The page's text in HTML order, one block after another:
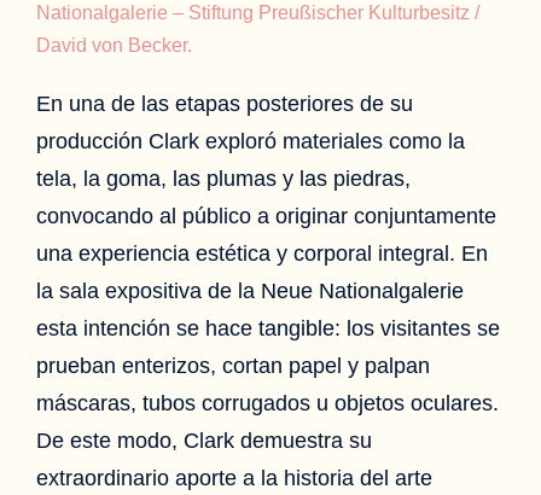
Nationalgalerie – Stiftung Preußischer Kulturbesitz /
David von Becker.
En una de las etapas posteriores de su
producción Clark exploró materiales como la
tela, la goma, las plumas y las piedras,
convocando al público a originar conjuntamente
una experiencia estética y corporal integral. En
la sala expositiva de la Neue Nationalgalerie
esta intención se hace tangible: los visitantes se
prueban enterizos, cortan papel y palpan
máscaras, tubos corrugados u objetos oculares.
De este modo, Clark demuestra su
extraordinario aporte a la historia del arte